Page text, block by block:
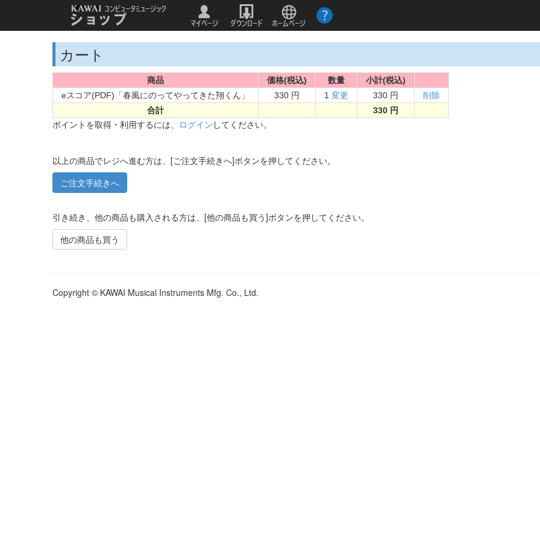
カート
商品 価格(税込) 数量
小計(税込)
eスコア(PDF)「春風にのってやってきた翔くん」
330 円 1 変更 330 円
削除
合計
330 円
ポイントを取得・利用するには、 ログイン してください。
以上の商品でレジへ進む方は、[ご注文手続きへ]ボタンを押してください。
引き続き、他の商品も購入される方は、[他の商品も買う]ボタンを押してください。
他の商品も買う
Copyright © KAWAI Musical Instruments Mfg. Co., Ltd.